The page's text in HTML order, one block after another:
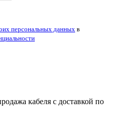
персональных данных в
кабеля с доставкой по